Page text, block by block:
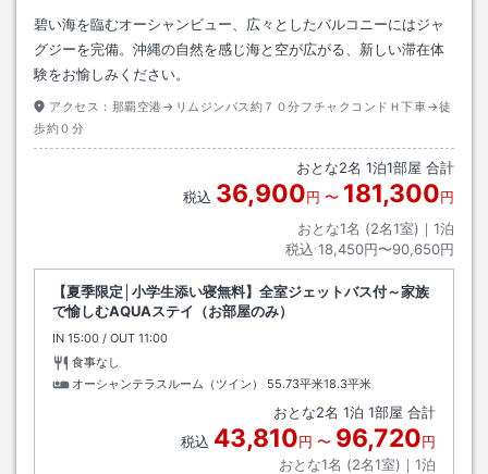
碧い海を臨むオーシャンビュー、広々としたバルコニーにはジャ
グジーを完備。沖縄の自然を感じ海と空が広がる、新しい滞在体
験をお愉しみください。
アクセス： 那覇空港→リムジンバス約７０分フチャクコンドＨ下車→徒
歩約０分
おとな2名 1泊1部屋 合計
税込 36,900円 〜 181,300円
おとな1名 (2名1室)｜ 1泊
税込 18,450円〜90,650円
【夏季限定│小学生添い寝無料】全室ジェットバス付～家族
で愉しむAQUAステイ（お部屋のみ）
IN チェックイン
15:00 / OUT チェックアウト
11:00
食事なし
オーシャンテラスルーム（ツイン）
55.73平米18.3平米
おとな2名 1泊 1部屋 合計
税込 43,810円 〜 96,720円
おとな1名 (2名1室)｜ 1泊